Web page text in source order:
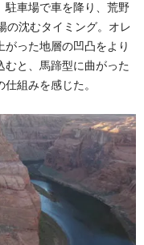
駐車場で車を降り、荒野
の沈むタイミング。オレ
った地層の凹凸をより
むと、馬蹄型に曲がった
組みを感じた。